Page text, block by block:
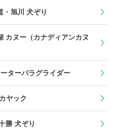
・旭川 犬ぞり
カヌー（カナディアンカヌ
ターパラグライダー
ヤック
勝 犬ぞり